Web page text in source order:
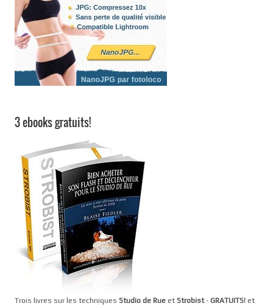
3 ebooks gratuits!
Trois livres sur les techniques Studio de Rue et Strobist- GRATUITS! et